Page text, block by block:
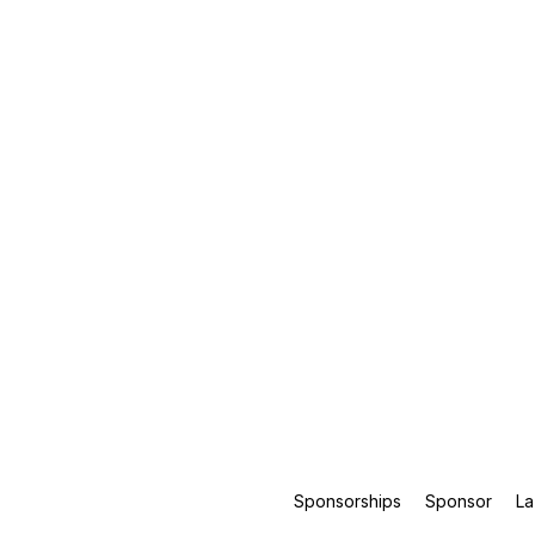
Sponsorships Sponsor